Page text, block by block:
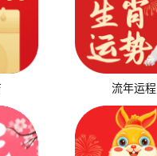
流年运程